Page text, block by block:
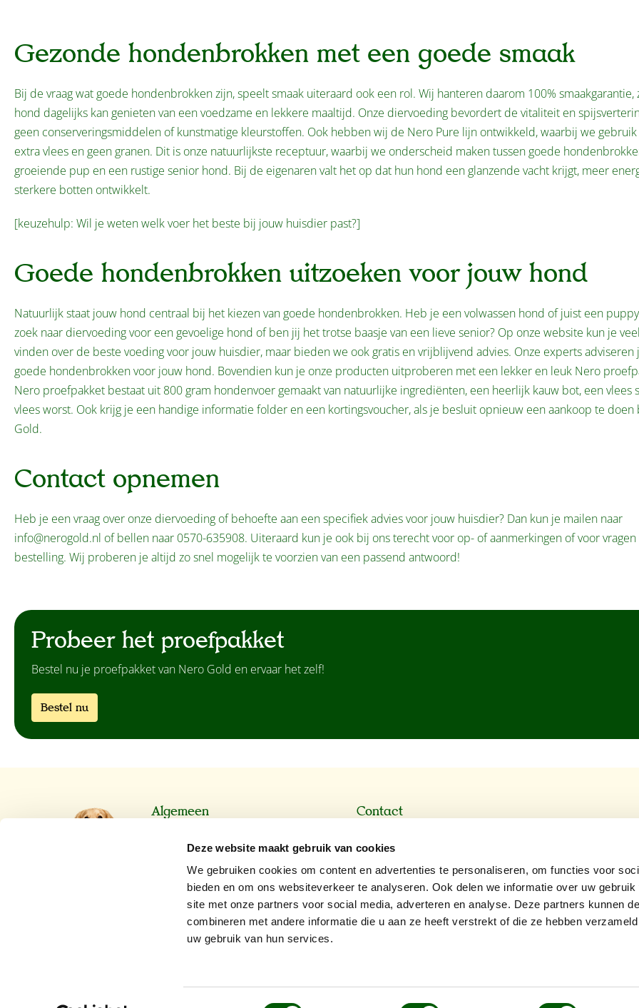
Deze website maakt gebruik van cookies
We gebruiken cookies om content en advertenties te personaliseren, om functies voor
bieden en om ons websiteverkeer te analyseren. Ook delen we informatie over uw gebruik
site met onze partners voor social media, adverteren en analyse. Deze partners kunnen
combineren met andere informatie die u aan ze heeft verstrekt of die ze hebben
uw gebruik van hun services.
Toestemmingsselectie
Gezonde hondenbrokken met een goede smaak
Bij de vraag wat goede hondenbrokken zijn, speelt smaak uiteraard ook een rol. Wij hanteren daarom 100% smaakgarantie,
hond dagelijks kan genieten van een voedzame en lekkere maaltijd. Onze diervoeding bevordert de vitaliteit en
geen conserveringsmiddelen of kunstmatige kleurstoffen. Ook hebben wij de Nero Pure lijn ontwikkeld, waarbij we gebruik
extra vlees en geen granen. Dit is onze natuurlijkste receptuur, waarbij we onderscheid maken tussen goede
groeiende pup en een rustige senior hond. Bij de eigenaren valt het op dat hun hond een glanzende vacht krijgt, meer
sterkere botten ontwikkelt.
[keuzehulp: Wil je weten welk voer het beste bij jouw huisdier past?]
Goede hondenbrokken uitzoeken voor jouw hond
Natuurlijk staat jouw hond centraal bij het kiezen van goede hondenbrokken. Heb je een volwassen hond of juist een
zoek naar diervoeding voor een gevoelige hond of ben jij het trotse baasje van een lieve senior? Op onze website kun je
vinden over de beste voeding voor jouw huisdier, maar bieden we ook gratis en vrijblijvend advies. Onze experts adviseren
goede hondenbrokken voor jouw hond. Bovendien kun je onze producten uitproberen met een lekker en leuk Nero
Nero proefpakket bestaat uit 800 gram hondenvoer gemaakt van natuurlijke ingrediënten, een heerlijk kauw bot, een vlees
vlees worst. Ook krijg je een handige informatie folder en een kortingsvoucher, als je besluit opnieuw een aankoop te
Gold.
Contact opnemen
Heb je een vraag over onze diervoeding of behoefte aan een specifiek advies voor jouw huisdier? Dan kun je mailen naar
info@nerogold.nl of bellen naar 0570-635908. Uiteraard kun je ook bij ons terecht voor op- of aanmerkingen of voor vragen
bestelling. Wij proberen je altijd zo snel mogelijk te voorzien van een passend antwoord!
Probeer het proefpakket
Bestel nu je proefpakket van Nero Gold en ervaar het zelf!
Bestel nu
Algemeen
Algemene voorwaarden
Privacy
Cookiebeleid
Verzending
Contact
info@nerogold.nl
0570-635908
E-